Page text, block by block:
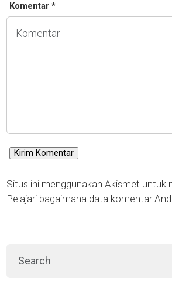
Komentar *
Situs ini menggunakan Akismet untuk
Pelajari bagaimana data komentar